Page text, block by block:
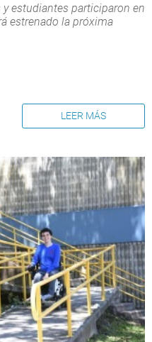
estudiantes participaron en
estrenado la próxima
LEER MÁS